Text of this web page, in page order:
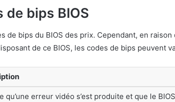
bips BIOS
de bips du BIOS des prix. Cependant, en raison
de ce BIOS, les codes de bips peuvent
qu’une erreur vidéo s’est produite et que le